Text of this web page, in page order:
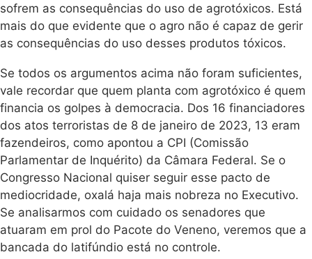
sofrem as consequências do uso de agrotóxicos. Está
mais do que evidente que o agro não é capaz de gerir
as consequências do uso desses produtos tóxicos.
Se todos os argumentos acima não foram suficientes,
vale recordar que quem planta com agrotóxico é quem
financia os golpes à democracia. Dos 16 financiadores
dos atos terroristas de 8 de janeiro de 2023, 13 eram
fazendeiros, como apontou a CPI (Comissão
Parlamentar de Inquérito) da Câmara Federal. Se o
Congresso Nacional quiser seguir esse pacto de
mediocridade, oxalá haja mais nobreza no Executivo.
Se analisarmos com cuidado os senadores que
atuaram em prol do Pacote do Veneno, veremos que a
bancada do latifúndio está no controle.